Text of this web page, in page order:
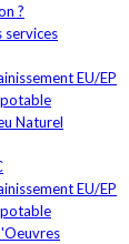
?
services
EU/EP
potable
Naturel
EU/EP
potable